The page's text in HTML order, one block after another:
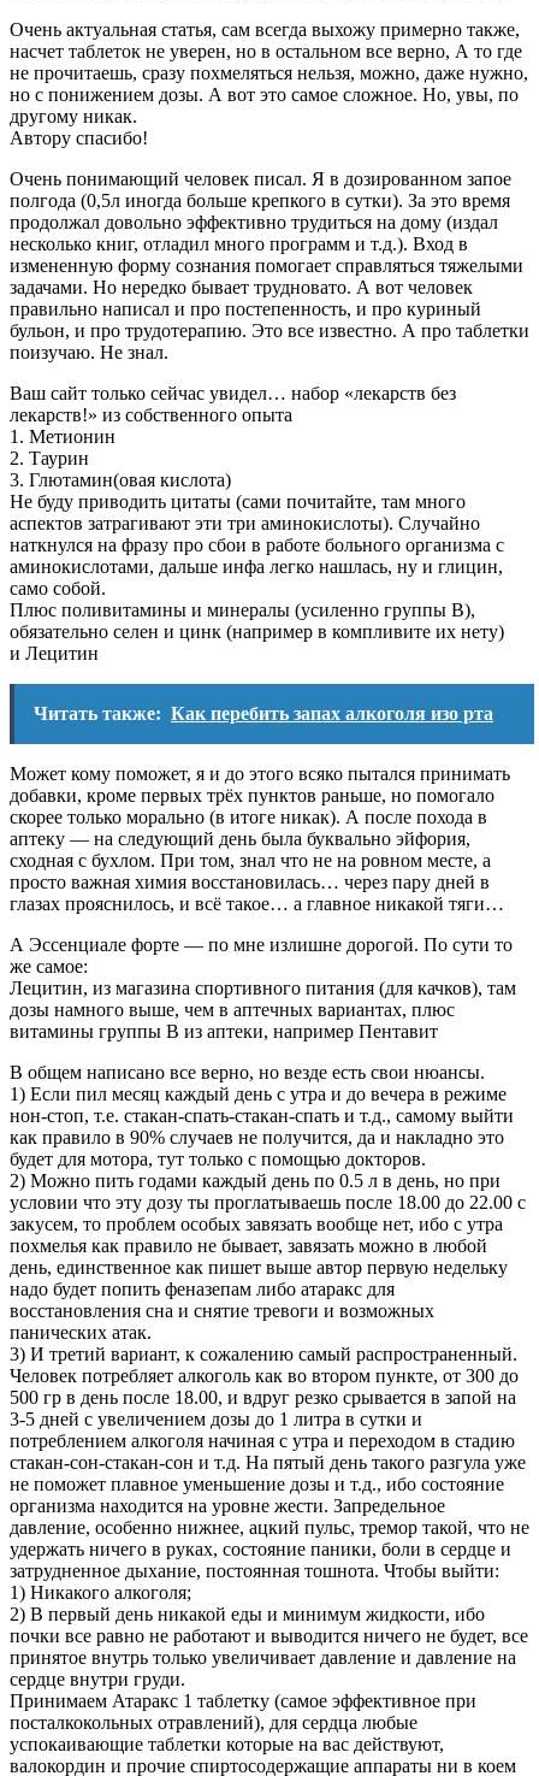
Очень актуальная статья, сам всегда выхожу примерно также,
насчет таблеток не уверен, но в остальном все верно, А то где
не прочитаешь, сразу похмеляться нельзя, можно, даже нужно,
но с понижением дозы. А вот это самое сложное. Но, увы, по
другому никак.
Автору спасибо!
Очень понимающий человек писал. Я в дозированном запое
полгода (0,5л иногда больше крепкого в сутки). За это время
продолжал довольно эффективно трудиться на дому (издал
несколько книг, отладил много программ и т.д.). Вход в
измененную форму сознания помогает справляться тяжелыми
задачами. Но нередко бывает трудновато. А вот человек
правильно написал и про постепенность, и про куриный
бульон, и про трудотерапию. Это все известно. А про таблетки
поизучаю. Не знал.
Ваш сайт только сейчас увидел… набор «лекарств без
лекарств!» из собственного опыта
1. Метионин
2. Таурин
3. Глютамин(овая кислота)
Не буду приводить цитаты (сами почитайте, там много
аспектов затрагивают эти три аминокислоты). Случайно
наткнулся на фразу про сбои в работе больного организма с
аминокислотами, дальше инфа легко нашлась, ну и глицин,
само собой.
Плюс поливитамины и минералы (усиленно группы B),
обязательно селен и цинк (например в компливите их нету)
и Лецитин
Читать также: Как перебить запах алкоголя изо рта
Может кому поможет, я и до этого всяко пытался принимать
добавки, кроме первых трёх пунктов раньше, но помогало
скорее только морально (в итоге никак). А после похода в
аптеку — на следующий день была буквально эйфория,
сходная с бухлом. При том, знал что не на ровном месте, а
просто важная химия восстановилась… через пару дней в
глазах прояснилось, и всё такое… а главное никакой тяги…
А Эссенциале форте — по мне излишне дорогой. По сути то
же самое:
Лецитин, из магазина спортивного питания (для качков), там
дозы намного выше, чем в аптечных вариантах, плюс
витамины группы B из аптеки, например Пентавит
В общем написано все верно, но везде есть свои нюансы.
1) Если пил месяц каждый день с утра и до вечера в режиме
нон-стоп, т.е. стакан-спать-стакан-спать и т.д., самому выйти
как правило в 90% случаев не получится, да и накладно это
будет для мотора, тут только с помощью докторов.
2) Можно пить годами каждый день по 0.5 л в день, но при
условии что эту дозу ты проглатываешь после 18.00 до 22.00 с
закусем, то проблем особых завязать вообще нет, ибо с утра
похмелья как правило не бывает, завязать можно в любой
день, единственное как пишет выше автор первую недельку
надо будет попить феназепам либо атаракс для
восстановления сна и снятие тревоги и возможных
панических атак.
3) И третий вариант, к сожалению самый распространенный.
Человек потребляет алкоголь как во втором пункте, от 300 до
500 гр в день после 18.00, и вдруг резко срывается в запой на
3-5 дней с увеличением дозы до 1 литра в сутки и
потреблением алкоголя начиная с утра и переходом в стадию
стакан-сон-стакан-сон и т.д. На пятый день такого разгула уже
не поможет плавное уменьшение дозы и т.д., ибо состояние
организма находится на уровне жести. Запредельное
давление, особенно нижнее, ацкий пульс, тремор такой, что не
удержать ничего в руках, состояние паники, боли в сердце и
затрудненное дыхание, постоянная тошнота. Чтобы выйти:
1) Никакого алкоголя;
2) В первый день никакой еды и минимум жидкости, ибо
почки все равно не работают и выводится ничего не будет, все
принятое внутрь только увеличивает давление и давление на
сердце внутри груди.
Принимаем Атаракс 1 таблетку (самое эффективное при
посталкокольных отравлений), для сердца любые
успокаивающие таблетки которые на вас действуют,
валокордин и прочие спиртосодержащие аппараты ни в коем